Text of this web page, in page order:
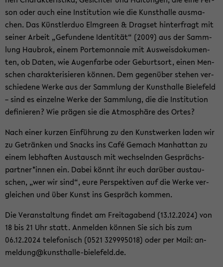
son oder auch eine In­sti­tu­ti­on wie die Kunst­hal­le aus­ma­
chen. Das Künst­ler­duo Elm­green & Drags­et hin­ter­fragt mit
sei­ner Ar­beit „Ge­fun­de­ne Iden­ti­tät“ (2009) aus der Samm­
lung Hau­brok, einem Porte­mon­naie mit Aus­weis­do­ku­men­
ten, ob Daten, wie Au­gen­far­be oder Ge­burts­ort, einen Men­
schen cha­rak­te­ri­sie­ren kön­nen. Dem ge­gen­über ste­hen ver­
schie­de­ne Werke aus der Samm­lung der Kunst­hal­le Bie­le­feld
– sind es ein­zel­ne Werke der Samm­lung, die die In­sti­tu­ti­on
de­fi­nie­ren? Wie prä­gen sie die At­mo­sphä­re des Ortes?
Nach einer kur­zen Ein­füh­rung zu den Kunst­wer­ken laden wir
zu Ge­trän­ken und Snacks ins Café Ge­mach Man­hat­tan zu
einem leb­haf­ten Aus­tausch mit wech­seln­den Ge­sprächs­
part­ner*innen ein. Dabei könnt ihr euch dar­über aus­tau­
schen, „wer wir sind“, eure Per­spek­ti­ven auf die Werke ver­
glei­chen und über Kunst ins Ge­spräch kom­men.
Die Ver­an­stal­tung fin­det am Frei­tag­abend (13.12.2024) von
18 bis 21 Uhr statt. An­mel­den kön­nen Sie sich bis zum
06.12.2024 te­le­fo­nisch (0521 329995018) oder per Mail: an­
mel­dung@kunsthalle-​bielefeld.de.